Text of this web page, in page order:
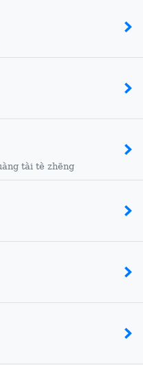
tài tè zhēng